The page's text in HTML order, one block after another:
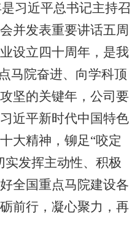
习近平总书记主持召
并发表重要讲话五周
设立四十周年，是我
马院奋进、向学科顶
坚的关键年，公司要
习近平新时代中国特色
大精神 ，铆足“咬定
实发挥主动性、积极
好全国重点马院建设各
前行 ， 凝心聚力，再